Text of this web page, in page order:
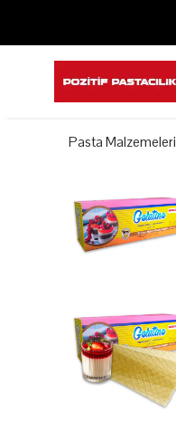
Pasta Malzemeleri